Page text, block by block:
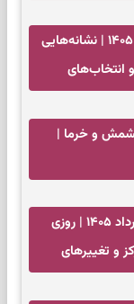
فال شمع امروز یکشنبه ۱۸ مرداد ۱۴۰۵ | نشانه‌هایی
انتخاب‌های
و خرما |
فال سرنوشت امروز یکشنبه ۱۸ مرداد ۱۴۰۵ | روزی
و تغییرهای